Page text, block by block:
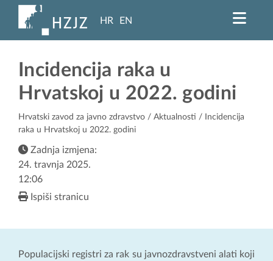
HR EN
Incidencija raka u
Hrvatskoj u 2022. godini
Hrvatski zavod za javno zdravstvo / Aktualnosti / Incidencija
raka u Hrvatskoj u 2022. godini
Zadnja izmjena:
24. travnja 2025.
12:06
Ispiši stranicu
Populacijski registri za rak su javnozdravstveni alati koji